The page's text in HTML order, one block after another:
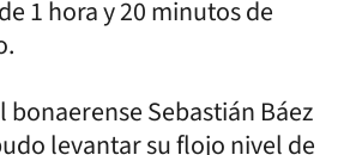
1 hora y 20 minutos de
bonaerense Sebastián Báez
levantar su flojo nivel de